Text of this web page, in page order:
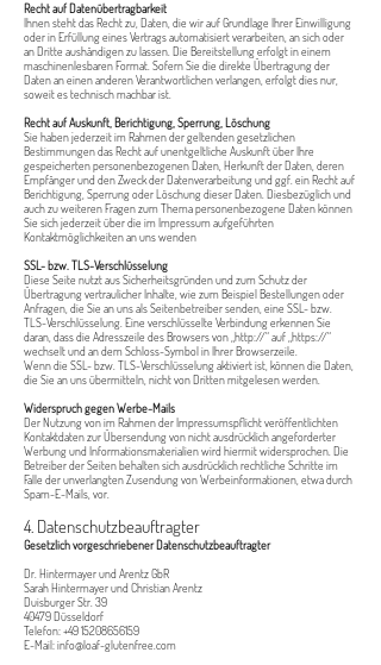
Recht auf Datenübertragbarkeit
Ihnen steht das Recht zu, Daten, die wir auf Grundlage Ihrer Einwilligung
oder in Erfüllung eines Vertrags automatisiert verarbeiten, an sich oder
an Dritte aushändigen zu lassen. Die Bereitstellung erfolgt in einem
maschinenlesbaren Format. Sofern Sie die direkte Übertragung der
Daten an einen anderen Verantwortlichen verlangen, erfolgt dies nur,
soweit es technisch machbar ist.
Recht auf Auskunft, Berichtigung, Sperrung, Löschung
Sie haben jederzeit im Rahmen der geltenden gesetzlichen
Bestimmungen das Recht auf unentgeltliche Auskunft über Ihre
gespeicherten personenbezogenen Daten, Herkunft der Daten, deren
Empfänger und den Zweck der Datenverarbeitung und ggf. ein Recht auf
Berichtigung, Sperrung oder Löschung dieser Daten. Diesbezüglich und
auch zu weiteren Fragen zum Thema personenbezogene Daten können
Sie sich jederzeit über die im Impressum aufgeführten
Kontaktmöglichkeiten an uns wenden
SSL- bzw. TLS-Verschlüsselung
Diese Seite nutzt aus Sicherheitsgründen und zum Schutz der
Übertragung vertraulicher Inhalte, wie zum Beispiel Bestellungen oder
Anfragen, die Sie an uns als Seitenbetreiber senden, eine SSL- bzw.
TLS-Verschlüsselung. Eine verschlüsselte Verbindung erkennen Sie
daran, dass die Adresszeile des Browsers von „http://“ auf „https://“
wechselt und an dem Schloss-Symbol in Ihrer Browserzeile.
Wenn die SSL- bzw. TLS-Verschlüsselung aktiviert ist, können die Daten,
die Sie an uns übermitteln, nicht von Dritten mitgelesen werden.
Widerspruch gegen Werbe-Mails
Der Nutzung von im Rahmen der Impressumspflicht veröffentlichten
Kontaktdaten zur Übersendung von nicht ausdrücklich angeforderter
Werbung und Informationsmaterialien wird hiermit widersprochen. Die
Betreiber der Seiten behalten sich ausdrücklich rechtliche Schritte im
Falle der unverlangten Zusendung von Werbeinformationen, etwa durch
Spam-E-Mails, vor.
4. Datenschutzbeauftragter
Gesetzlich vorgeschriebener Datenschutzbeauftragter
Dr. Hintermayer und Arentz GbR
Sarah Hintermayer und Christian Arentz
Duisburger Str. 39
40479 Düsseldorf
Telefon:+49 15208656159
E-Mail: info@loaf-glutenfree.com